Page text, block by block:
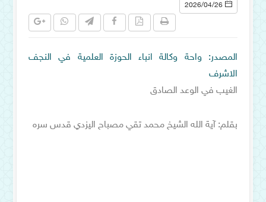
2026/04/26
المصدر: واحة وكالة انباء الحوزة العلمية في النجف
الاشرف
الغيب في الوعد الصادق
بقلم: آية الله الشيخ محمد تقي مصباح اليزدي قدس سره